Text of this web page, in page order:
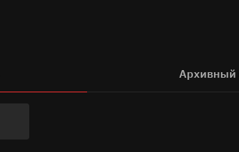
Архивный